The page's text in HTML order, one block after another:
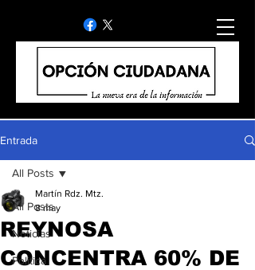
Entrada
All Posts
Noticias
Politica
All Posts
REYNOSA
CONCENTRA 60% DE
Martín Rdz. Mtz.
8 may